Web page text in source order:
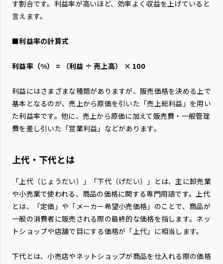
す割合です。利益率が高いほど、効率よく収益を上げていると
言えます。
■利益率の計算式
利益率（%） = （利益 ÷ 売上高） × 100
利益にはさまざまな種類がありますが、販売価格を決める上で
基本となるのが、売上から原価を引いた「売上総利益」を用い
た利益率です。他に、売上から原価に加えて販売費・一般管理
費を差し引いた「営業利益」などがあります。
上代・下代とは
「上代（じょうだい）」「下代（げだい）」とは、主に卸売業
や小売業で使われる、商品の価格に関する専門用語です。上代
とは、「定価」や「メーカー希望小売価格」のことで、商品が
一般の消費者に販売される際の最終的な価格を指します。ネッ
トショップや店舗で目にする価格が「上代」に相当します。
下代とは、小売店やネットショップが商品を仕入れる際の価格